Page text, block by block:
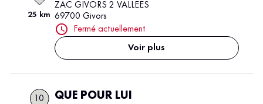
25 km
ZAC GIVORS 2 VALLEES
69700 Givors
Fermé actuellement
Voir plus
10 QUE POUR LUI